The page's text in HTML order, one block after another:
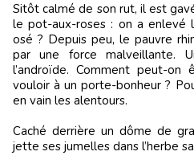
Sitôt calmé de son rut, il est
le pot-aux-roses : on a enlevé
osé ? Depuis peu, le pauvre
par une force malveillante.
l’androïde. Comment peut-
vouloir à un porte-bonheur ?
en vain les alentours.
Caché derrière un dôme de
jette ses jumelles dans l’herbe